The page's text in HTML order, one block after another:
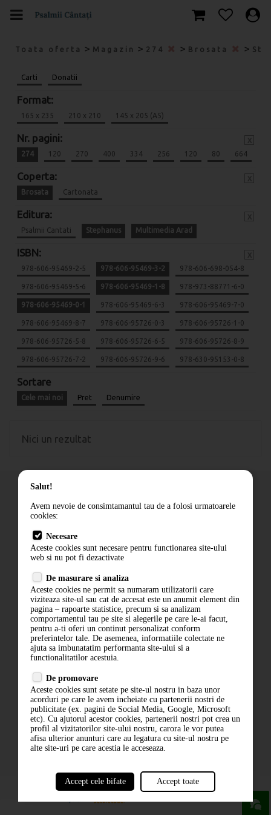
Toata oferta > Magazin > 274 > Brosata >
Carti Donatii
Format:
165 x 235 210 x 210 145 x 205 (A5)
Nr. pagini:
274 120 270 400 334 256 120 80 664
Coperta:
Brosata Cartonata
Editura:
Psalmii Cantati Stephanus Multimedia Arad
ISBN:
978-606-95469-2-5 978-606-95469-3-2 978-606-698-054-8
978-606-95469-5-6 978-606-95469-1-8 978-973-88771-6-0
978-606-95469-0-1 978-606-95469-6-3 978-606-95469-7-0
978-606-95469-8-7 978-606-95726-0-3 978-606-95726-1-0
978-606-95726-5-8 978-606-95726-6-5 978-606-95726-8-9
978-606-95726-7-2 978-606-95726-9-6 978-630-95153-0-8
Sortare
Cele mai noi Pret Denumire
Nici un rezultat
Cum comand
Livrare
Contact
Politica de confidentialitate
ANPC
ABONARE LA NEWSLETTER
ABONARE
Salut!
Avem nevoie de consimtamantul tau de a folosi urmatoarele
cookies:
Necesare
Aceste cookies sunt necesare pentru functionarea site-ului
web si nu pot fi dezactivate
De masurare si analiza
Aceste cookies ne permit sa numaram utilizatorii care
viziteaza site-ul sau cat de accesat este un anumit element din
pagina – rapoarte statistice, precum si sa analizam
comportamentul tau pe site si alegerile pe care le-ai facut,
pentru a-ti oferi un continut personalizat conform
preferintelor tale. De asemenea, informatiile colectate ne
ajuta sa imbunatatim performanta site-ului si a
functionalitatilor acestuia.
De promovare
Aceste cookies sunt setate pe site-ul nostru in baza unor
acorduri pe care le avem incheiate cu partenerii nostri de
publicitate (ex. pagini de Social Media, Google, Microsoft
etc). Cu ajutorul acestor cookies, partenerii nostri pot crea un
profil al vizitatorilor site-ului nostru, carora le vor putea
afisa ulterior anunturi care au legatura cu site-ul nostru pe
alte site-uri pe care acestia le acceseaza.
Accept cele bifate Accept toate